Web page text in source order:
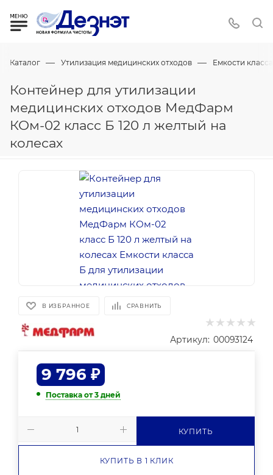
Каталог — Утилизация медицинских отходов — Емкости
Контейнер для утилизации
медицинских отходов МедФарм
КОм-02 класс Б 120 л желтый на
колесах
В ИЗБРАННОЕ СРАВНИТЬ
Артикул: 00093124
9 796 ₽
Поставка от 3 дней
КУПИТЬ
КУПИТЬ В 1 КЛИК